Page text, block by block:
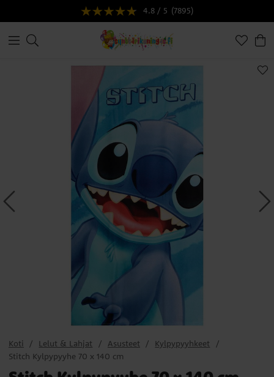
4.8 / 5 (7895)
Koti Lelut & Lahjat Asusteet
Kylpypyyhkeet
Stitch Kylpypyyhe 70 x 140 cm